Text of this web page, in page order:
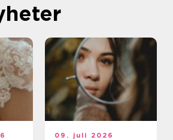
09. juli 2026